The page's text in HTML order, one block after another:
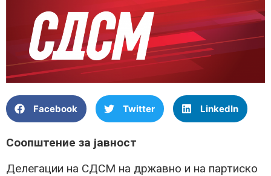
Facebook Twitter LinkedIn
Соопштение за јавност
Делегации на СДСМ на државно и на партиско